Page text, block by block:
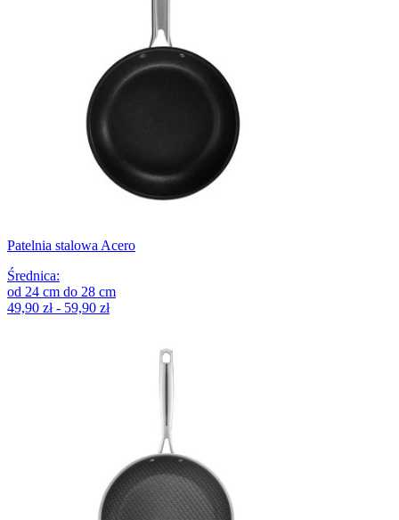
Patelnia stalowa Acero
Średnica:
od 24 cm do 28 cm
49,90 zł - 59,90 zł